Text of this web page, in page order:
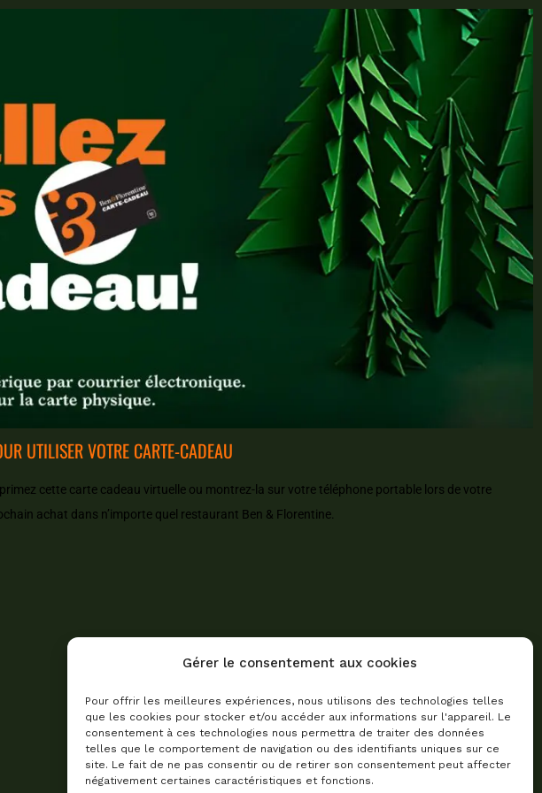
Gérer le consentement aux cookies
Pour offrir les meilleures expériences, nous utilisons des technologies telles
que les cookies pour stocker et/ou accéder aux informations sur l'appareil. Le
consentement à ces technologies nous permettra de traiter des données
telles que le comportement de navigation ou des identifiants uniques sur ce
site. Le fait de ne pas consentir ou de retirer son consentement peut affecter
négativement certaines caractéristiques et fonctions.
UTILISER VOTRE CARTE-CADEAU
cette carte cadeau virtuelle ou montrez-la sur votre téléphone portable lors de votre
achat dans n’importe quel restaurant Ben & Florentine.